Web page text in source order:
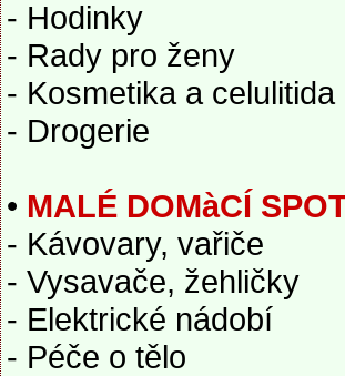
- Hodinky
- Rady pro ženy
- Kosmetika a celulitida
- Drogerie
• MALÉ DOMàCÍ
- Kávovary, vařiče
- Vysavače, žehličky
- Elektrické nádobí
- Péče o tělo